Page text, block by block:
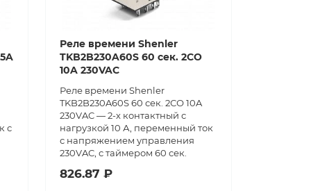
с
Реле времени Shenler
TKB2B230A60S 60 сек. 2СО
10A 230VAC
Реле времени Shenler
TKB2B230A60S 60 сек. 2СО 10A
230VAC — 2-х контактный с
нагрузкой 10 А, переменный ток
с напряжением управления
230VAC, с таймером 60 сек.
826.87 ₽